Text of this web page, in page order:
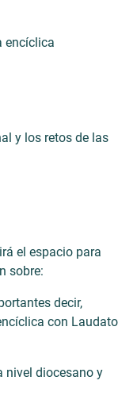
encíclica
y los retos de las
el espacio para
sobre:
decir,
con Laudato
nivel diocesano y